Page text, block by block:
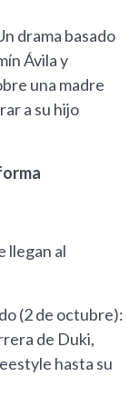
drama basado
Ávila y
una madre
a su hijo
llegan al
(2 de octubre):
de Duki,
hasta su